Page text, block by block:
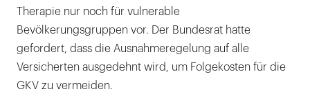
Therapie nur noch für vulnerable
Bevölkerungsgruppen vor. Der Bundesrat hatte
gefordert, dass die Ausnahmeregelung auf alle
Versicherten ausgedehnt wird, um Folgekosten für die
GKV zu vermeiden.